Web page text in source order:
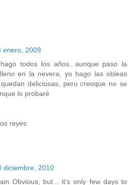
enero, 2009
todos los años, aunque paso la
en la nevera, yo hago las obleas
deliciosas, pero creoque no se
lo probaré
reyes
diciembre, 2010
Obvious, but... it's only few days to